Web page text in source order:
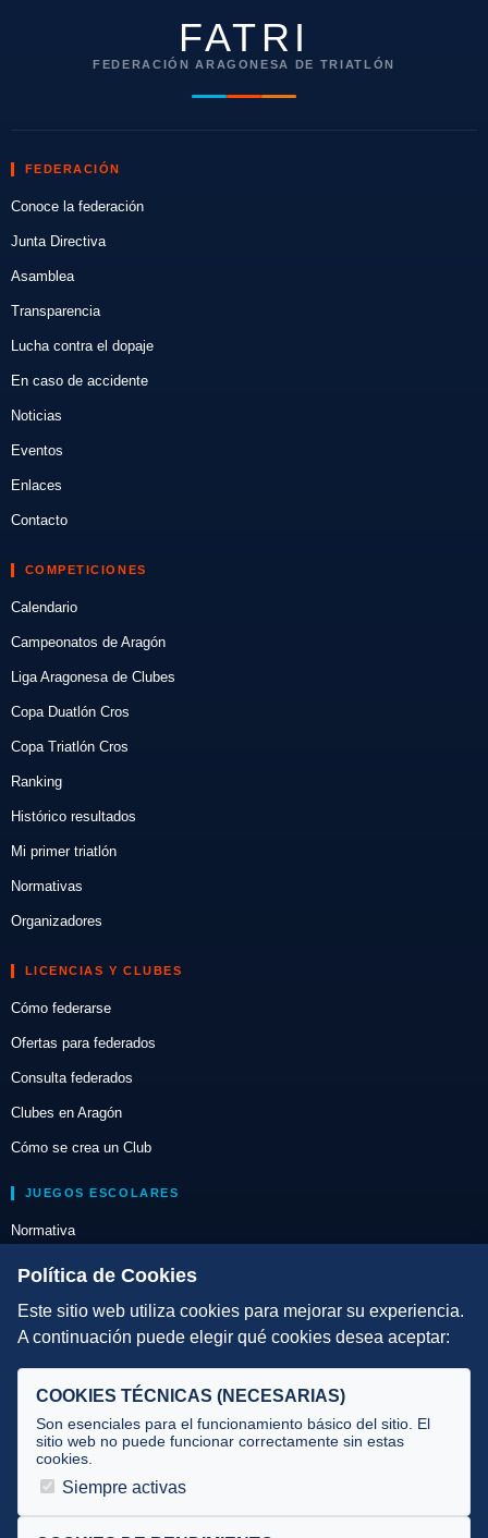
FATRI
FEDERACIÓN ARAGONESA DE TRIATLÓN
FEDERACIÓN
Conoce la federación
Junta Directiva
Asamblea
Transparencia
Lucha contra el dopaje
En caso de accidente
Noticias
Eventos
Enlaces
Contacto
COMPETICIONES
Calendario
Campeonatos de Aragón
Liga Aragonesa de Clubes
Copa Duatlón Cros
Copa Triatlón Cros
Ranking
Histórico resultados
Mi primer triatlón
Normativas
Organizadores
LICENCIAS Y CLUBES
Cómo federarse
Ofertas para federados
Consulta federados
Clubes en Aragón
Cómo se crea un Club
JUEGOS ESCOLARES
Normativa
Escuelas de Triatlón
DIRECCIÓN TÉCNICA
Selecciones
Tecnificación
JUECES Y OFICIALES
Política de Cookies
Este sitio web utiliza cookies para mejorar su experiencia.
A continuación puede elegir qué cookies desea aceptar:
COOKIES TÉCNICAS (NECESARIAS)
Son esenciales para el funcionamiento básico del sitio. El
sitio web no puede funcionar correctamente sin estas
cookies.
Siempre activas